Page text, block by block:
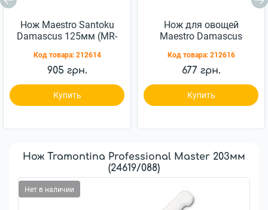
Нож Maestro Santoku
Damascus 125мм (MR-
Код товара: 212614
905 грн.
Купить
Нож для овощей
Maestro Damascus
Код товара: 212616
677 грн.
Купить
Нож Tramontina Professional Master 203мм
(24619/088)
Нет в наличии